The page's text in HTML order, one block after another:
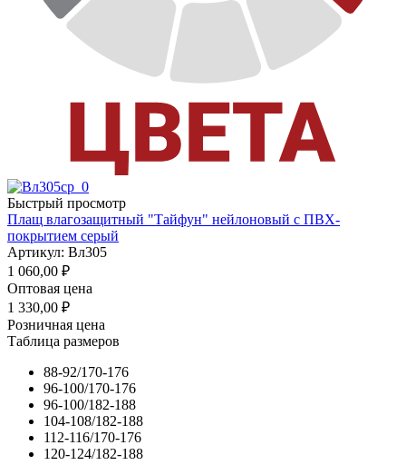
Быстрый просмотр
Плащ влагозащитный "Тайфун" нейлоновый с ПВХ-
покрытием серый
Артикул: Вл305
1 060,00 ₽
Оптовая цена
1 330,00 ₽
Розничная цена
Таблица размеров
88-92/170-176
96-100/170-176
96-100/182-188
104-108/182-188
112-116/170-176
120-124/182-188